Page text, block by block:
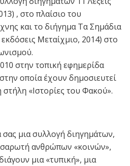
, στο πλαίσιο του
και το διήγημα Τα Σημάδια
Μεταίχμιο, 2014) στο
στην τοπική εφημερίδα
οποία έχουν δημοσιευτεί
στήλη «Ιστορίες του Φακού».
σας μια συλλογή διηγημάτων,
ανθρώπων «κοινών»,
μια «τυπική», μια